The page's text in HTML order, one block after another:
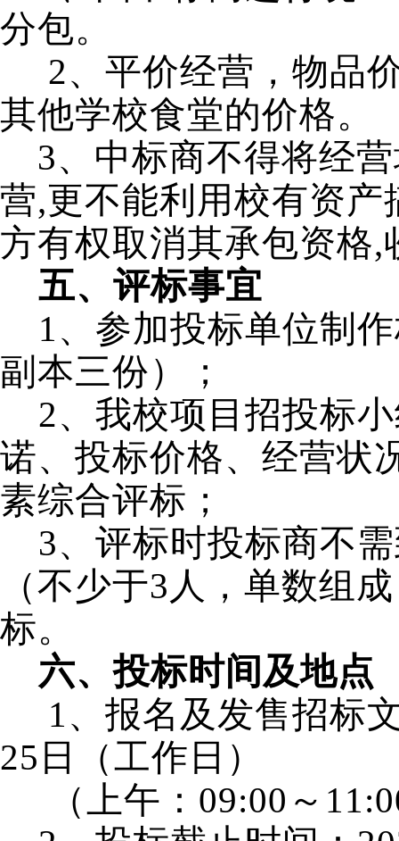
分包。
2、平价经营，物品
其他学校食堂的价格。
3、中标商不得将经
营,更不能利用校有资
方有权取消其承包资格,
五、评标事宜
1、参加投标单位制
副本三份）；
2、我校项目招投标
诺、投标价格、经营状
素综合评标；
3、评标时投标商不
（不少于3 人，单数组
标。
六、投标时间及地点
1、报名及发售招标
25 日（工作日）
（上午： 09:00 ～